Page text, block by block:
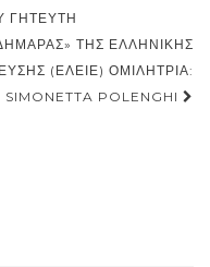
ΓΗΤΕΥΤΉ
ΤΗΣ ΕΛΛΗΝΙΚΉΣ
(ΕΛΕΙΕ) ΟΜΙΛΉΤΡΙΑ:
SIMONETTA POLENGHI